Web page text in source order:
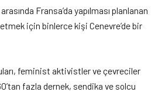
Fransa’da yapılması planlanan
için binlerce kişi Cenevre’de bir
feminist aktivistler ve çevreciler
fazla dernek, sendika ve solcu